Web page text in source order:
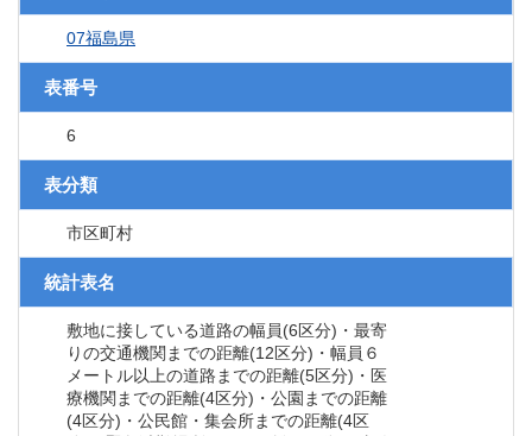
07福島県
表番号
6
表分類
市区町村
統計表名
敷地に接している道路の幅員(6区分)・最寄
りの交通機関までの距離(12区分)・幅員６
メートル以上の道路までの距離(5区分)・医
療機関までの距離(4区分)・公園までの距離
(4区分)・公民館・集会所までの距離(4区